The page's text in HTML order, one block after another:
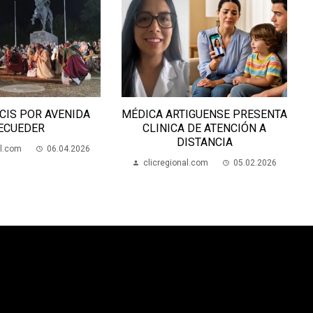
PRESENTA
ATENCIÓN A
LA ESCUELA 54 GANÓ LA POSTA
ESCOLAR POR PRIMERA VEZ
clicregional.com